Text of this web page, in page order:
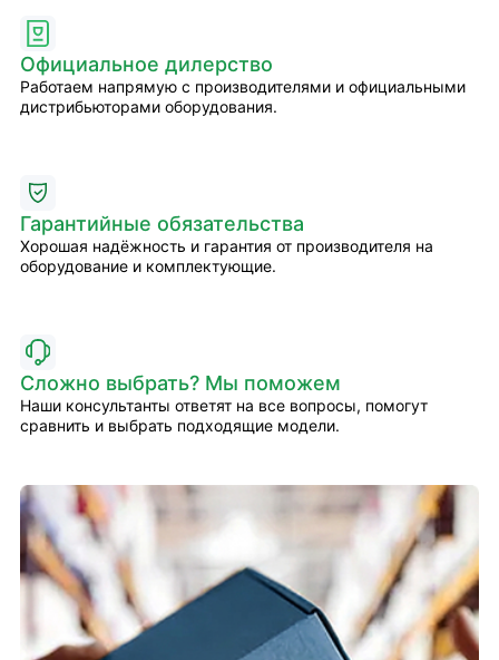
Официальное дилерство
Работаем напрямую с производителями и официальными
дистрибьюторами оборудования.
Гарантийные обязательства
Хорошая надёжность и гарантия от производителя на
оборудование и комплектующие.
Сложно выбрать? Мы поможем
Наши консультанты ответят на все вопросы, помогут
сравнить и выбрать подходящие модели.